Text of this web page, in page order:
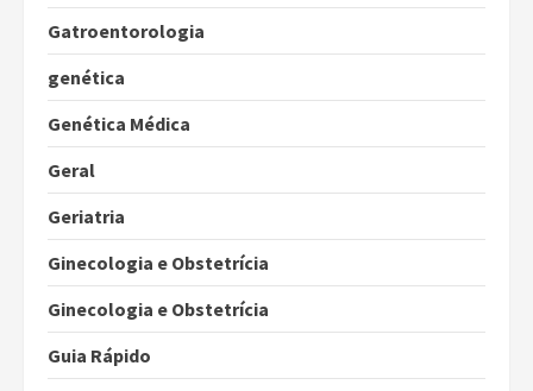
Gatroentorologia
genética
Genética Médica
Geral
Geriatria
Ginecologia e Obstetrícia
Ginecologia e Obstetrícia
Guia Rápido